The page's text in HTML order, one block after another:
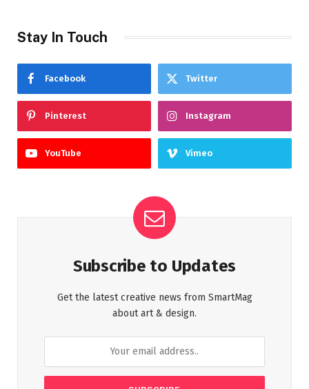
Stay In Touch
Facebook Twitter
Pinterest Instagram
YouTube Vimeo
Subscribe to Updates
Get the latest creative news from SmartMag
about art & design.